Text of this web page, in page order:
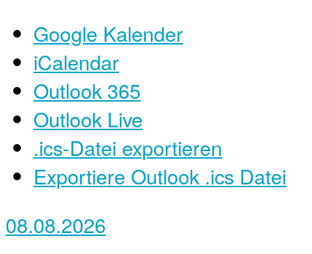
Google Kalender
iCalendar
Outlook 365
Outlook Live
.ics-Datei exportieren
Exportiere Outlook .ics Datei
08.08.2026